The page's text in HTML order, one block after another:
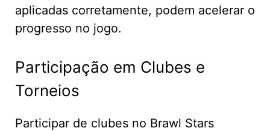
aplicadas corretamente, podem acelerar o
progresso no jogo.
Participação em Clubes e
Torneios
Participar de clubes no Brawl Stars